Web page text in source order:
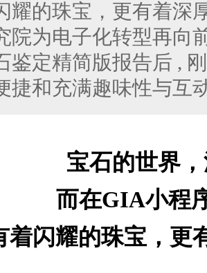
耀的珠宝，更有着深
院为电子化转型再向
鉴定精简版报告后 ,
捷和充满趣味性与互
宝石的世界
而在GIA小程
着闪耀的珠宝，更